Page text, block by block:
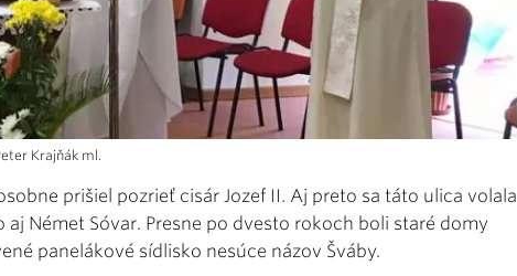
Krajňák ml.
prišiel pozrieť cisár Jozef II. Aj preto sa táto ulica volala
aj Német Sóvar. Presne po dvesto rokoch boli staré domy
panelákové sídlisko nesúce názov Šváby.